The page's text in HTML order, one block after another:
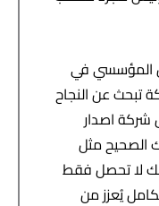
المؤسسي في
تبحث عن النجاح
شركة اصدار
الصحيح مثل
أنك لا تحصل فقط
يُعزز من